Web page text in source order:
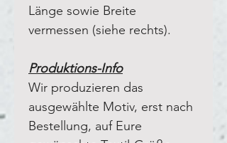
Länge sowie Breite
vermessen (siehe rechts).
Produktions-Info
Wir produzieren das
ausgewählte Motiv, erst nach
Bestellung, auf Eure